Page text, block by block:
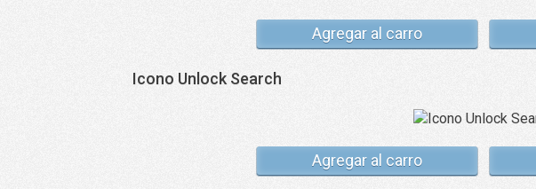
Agregar al carro
Icono Unlock Search
Agregar al carro